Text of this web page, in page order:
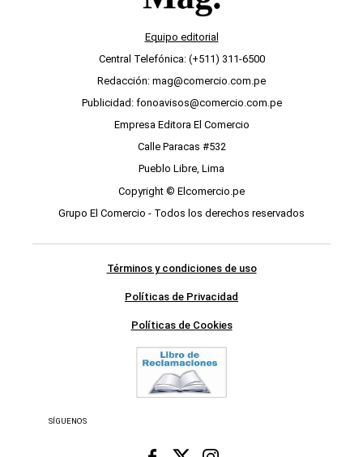
Equipo editorial
Central Telefónica: (+511) 311-6500
Redacción: mag@comercio.com.pe
Publicidad: fonoavisos@comercio.com.pe
Empresa Editora El Comercio
Calle Paracas #532
Pueblo Libre, Lima
Copyright © Elcomercio.pe
Grupo El Comercio - Todos los derechos reservados
Términos y condiciones de uso
Políticas de Privacidad
Políticas de Cookies
SÍGUENOS